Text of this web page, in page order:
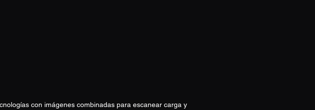
con imágenes combinadas para escanear carga y